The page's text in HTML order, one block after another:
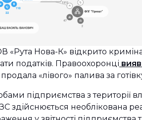
«Рута Нова-К» відкрито
податків. Правоохоронці
«лівого» палива за
підприємства з території
здійснюється необлікована